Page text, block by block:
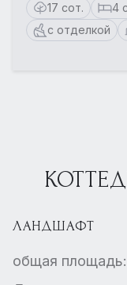
17 сот. 4
с отделкой
ЛАНДШАФТ
общая площадь: